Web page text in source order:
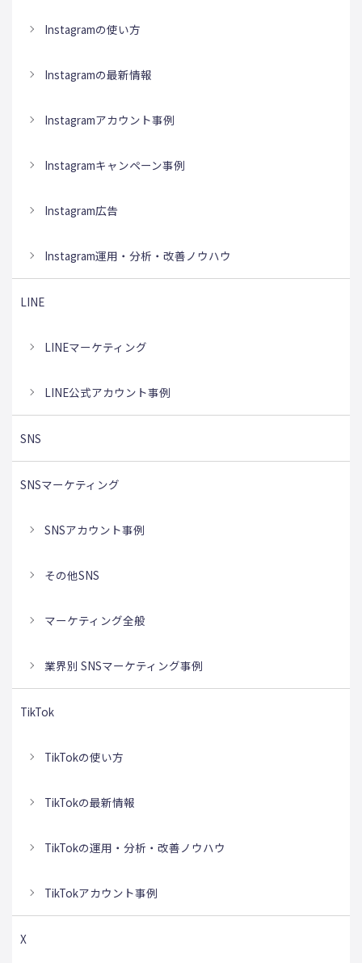
Instagramの使い方
Instagramの最新情報
Instagramアカウント事例
Instagramキャンペーン事例
Instagram広告
Instagram運用・分析・改善ノウハウ
LINE
LINEマーケティング
LINE公式アカウント事例
SNS
SNSマーケティング
SNSアカウント事例
その他SNS
マーケティング全般
業界別 SNSマーケティング事例
TikTok
TikTokの使い方
TikTokの最新情報
TikTokの運用・分析・改善ノウハウ
TikTokアカウント事例
X